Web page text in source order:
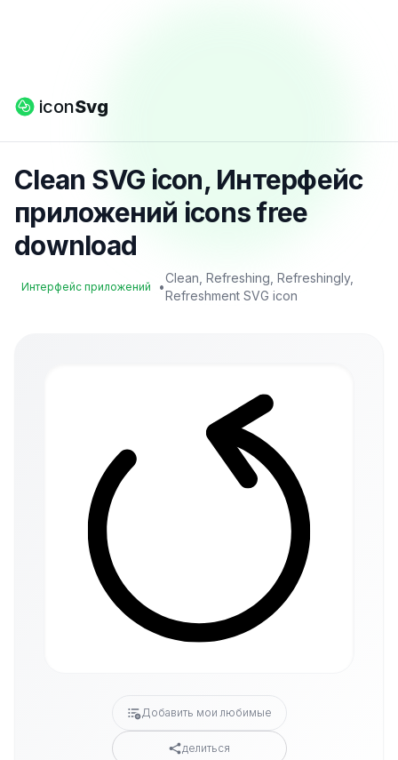
iconSvg
Clean SVG icon, Интерфейс
приложений icons free
download
Интерфейс приложений •
Clean, Refreshing, Refreshingly,
Refreshment SVG icon
Добавить мои любимые
делиться